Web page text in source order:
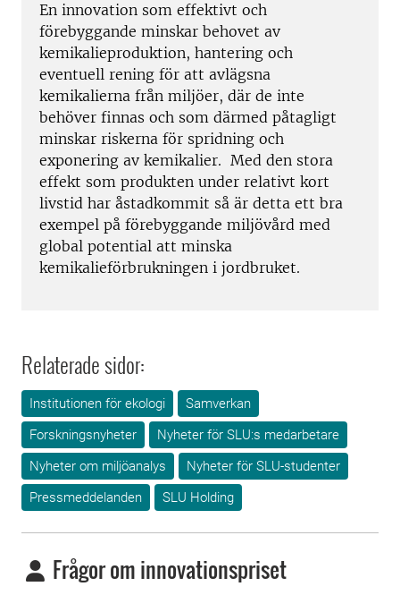
En innovation som effektivt och
förebyggande minskar behovet av
kemikalieproduktion, hantering och
eventuell rening för att avlägsna
kemikalierna från miljöer, där de inte
behöver finnas och som därmed påtagligt
minskar riskerna för spridning och
exponering av kemikalier. Med den stora
effekt som produkten under relativt kort
livstid har åstadkommit så är detta ett bra
exempel på förebyggande miljövård med
global potential att minska
kemikalieförbrukningen i jordbruket.
Relaterade sidor:
Institutionen för ekologi
Samverkan
Forskningsnyheter
Nyheter för SLU:s medarbetare
Nyheter om miljöanalys
Nyheter för SLU-studenter
Pressmeddelanden
SLU Holding
Frågor om innovationspriset